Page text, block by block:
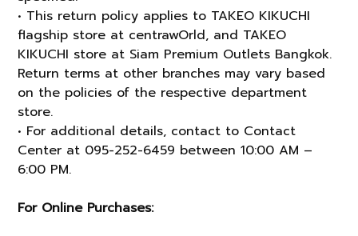
• This return policy applies to TAKEO KIKUCHI
flagship store at centrawOrld, and TAKEO
KIKUCHI store at Siam Premium Outlets Bangkok.
Return terms at other branches may vary based
on the policies of the respective department
store.
• For additional details, contact to Contact
Center at 095-252-6459 between 10:00 AM –
6:00 PM.
For Online Purchases: